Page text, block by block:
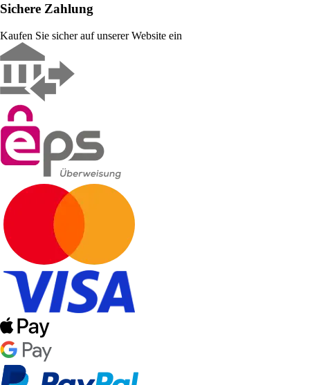
Sichere Zahlung
Kaufen Sie sicher auf unserer Website ein